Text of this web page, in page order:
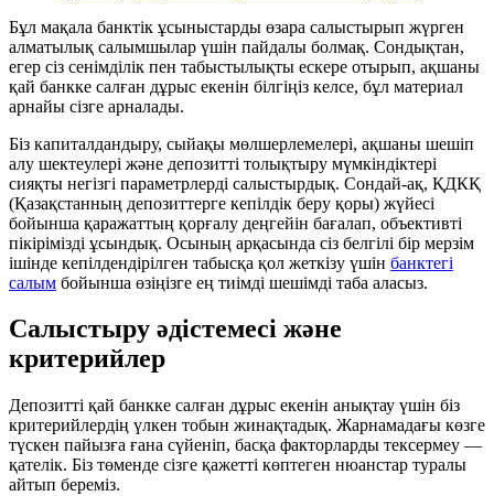
Бұл мақала банктік ұсыныстарды өзара салыстырып жүрген
алматылық салымшылар үшін пайдалы болмақ. Сондықтан,
егер сіз сенімділік пен табыстылықты ескере отырып, ақшаны
қай банкке салған дұрыс екенін білгіңіз келсе, бұл материал
арнайы сізге арналады.
Біз капиталдандыру, сыйақы мөлшерлемелері, ақшаны шешіп
алу шектеулері және депозитті толықтыру мүмкіндіктері
сияқты негізгі параметрлерді салыстырдық. Сондай-ақ, ҚДКҚ
(Қазақстанның депозиттерге кепілдік беру қоры) жүйесі
бойынша қаражаттың қорғалу деңгейін бағалап, объективті
пікірімізді ұсындық. Осының арқасында сіз белгілі бір мерзім
ішінде кепілдендірілген табысқа қол жеткізу үшін банктегі
салым бойынша өзіңізге ең тиімді шешімді таба аласыз.
Салыстыру әдістемесі және
критерийлер
Депозитті қай банкке салған дұрыс екенін анықтау үшін біз
критерийлердің үлкен тобын жинақтадық. Жарнамадағы көзге
түскен пайызға ғана сүйеніп, басқа факторларды тексермеу —
қателік. Біз төменде сізге қажетті көптеген нюанстар туралы
айтып береміз.